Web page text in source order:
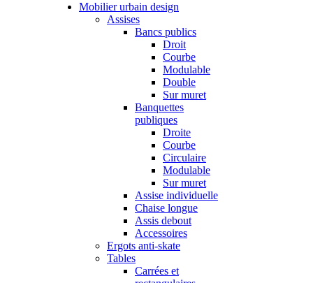
Mobilier urbain design
Assises
Bancs publics
Droit
Courbe
Modulable
Double
Sur muret
Banquettes
publiques
Droite
Courbe
Circulaire
Modulable
Sur muret
Assise individuelle
Chaise longue
Assis debout
Accessoires
Ergots anti-skate
Tables
Carrées et